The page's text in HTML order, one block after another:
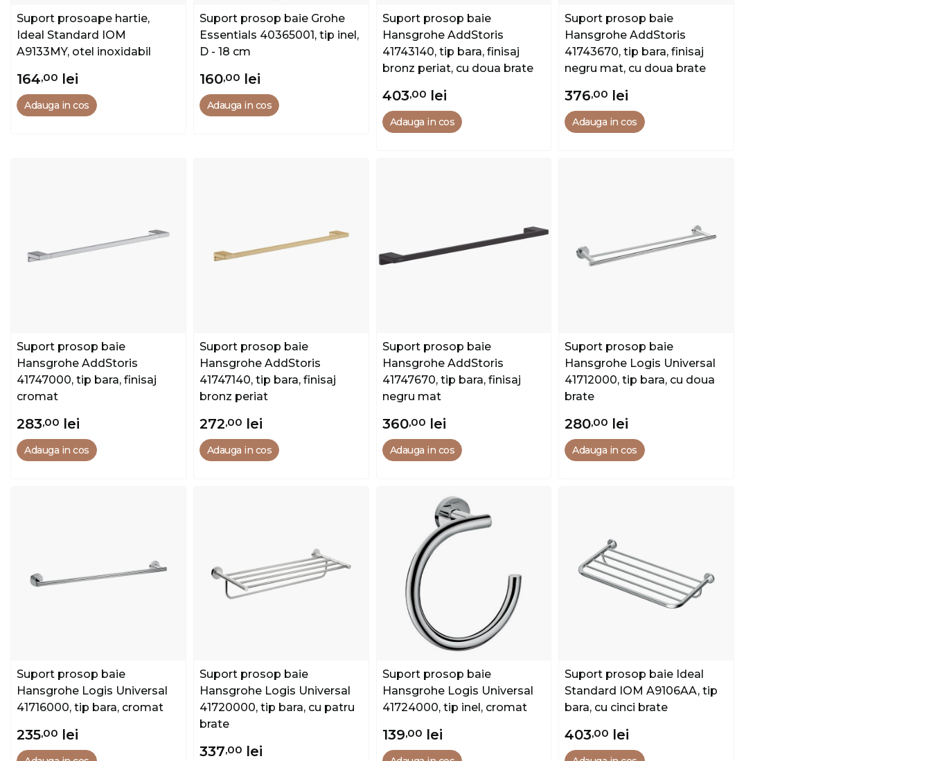
Suport prosoape hartie,
Ideal Standard IOM
A9133MY, otel inoxidabil
164,00 lei
Adauga in cos
Suport prosop baie Grohe
Essentials 40365001, tip inel,
D - 18 cm
160,00 lei
Adauga in cos
Suport prosop baie
Hansgrohe AddStoris
41743140, tip bara, finisaj
bronz periat, cu doua brate
403,00 lei
Adauga in cos
Suport prosop baie
Hansgrohe AddStoris
41743670, tip bara, finisaj
negru mat, cu doua brate
376,00 lei
Adauga in cos
Suport prosop baie
Hansgrohe AddStoris
41747000, tip bara, finisaj
cromat
283,00 lei
Adauga in cos
Suport prosop baie
Hansgrohe AddStoris
41747140, tip bara, finisaj
bronz periat
272,00 lei
Adauga in cos
Suport prosop baie
Hansgrohe AddStoris
41747670, tip bara, finisaj
negru mat
360,00 lei
Adauga in cos
Suport prosop baie
Hansgrohe Logis Universal
41712000, tip bara, cu doua
brate
280,00 lei
Adauga in cos
Suport prosop baie
Hansgrohe Logis Universal
41716000, tip bara, cromat
235,00 lei
Suport prosop baie
Hansgrohe Logis Universal
41720000, tip bara, cu patru
brate
337,00 lei
Suport prosop baie
Hansgrohe Logis Universal
41724000, tip inel, cromat
139,00 lei
Suport prosop baie Ideal
Standard IOM A9106AA, tip
bara, cu cinci brate
403,00 lei